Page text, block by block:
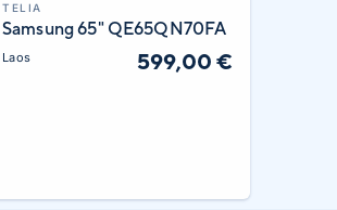
TELIA
Samsung 65" QE65QN70FA
Laos 599,00 €